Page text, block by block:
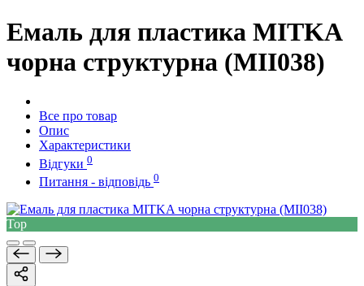
Емаль для пластика MITKA
чорна структурна (MII038)
Все про товар
Опис
Характеристики
Відгуки 0
Питання - відповідь 0
Top